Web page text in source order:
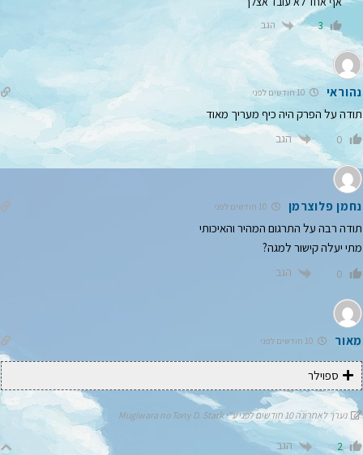
3 הגב
נהוראי 10 חודשים לפני
תודה על הפרק היה כיף מעריך מאוד
0 הגב
נחמן פלוצרמן 10 חודשים לפני
תודה רבה על התרגום המהיר והאיכותי
מתי יעלה קישור למגה?
0 הגב
מאור
ספוילר
נערך לאחרונה 10 חודשים לפני ע"י Mugiwara no Tony D. Stark
2 הגב